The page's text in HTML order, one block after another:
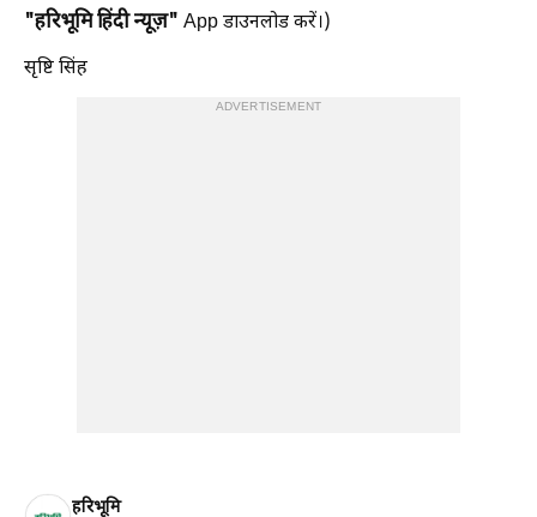
"हरिभूमि हिंदी न्यूज़" App डाउनलोड करें।)
सृष्टि सिंह
ADVERTISEMENT
हरिभूमि